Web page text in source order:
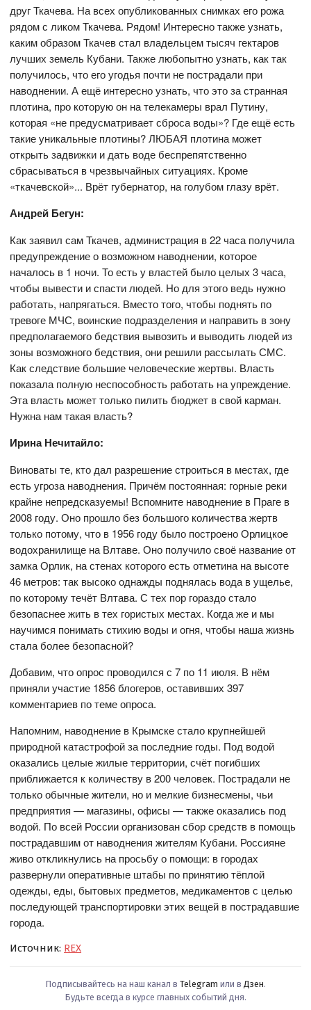
друг Ткачева. На всех опубликованных снимках его рожа
рядом с ликом Ткачева. Рядом! Интересно также узнать,
каким образом Ткачев стал владельцем тысяч гектаров
лучших земель Кубани. Также любопытно узнать, как так
получилось, что его угодья почти не пострадали при
наводнении. А ещё интересно узнать, что это за странная
плотина, про которую он на телекамеры врал Путину,
которая «не предусматривает сброса воды»? Где ещё есть
такие уникальные плотины? ЛЮБАЯ плотина может
открыть задвижки и дать воде беспрепятственно
сбрасываться в чрезвычайных ситуациях. Кроме
«ткачевской»... Врёт губернатор, на голубом глазу врёт.
Андрей Бегун:
Как заявил сам Ткачев, администрация в 22 часа получила
предупреждение о возможном наводнении, которое
началось в 1 ночи. То есть у властей было целых 3 часа,
чтобы вывести и спасти людей. Но для этого ведь нужно
работать, напрягаться. Вместо того, чтобы поднять по
тревоге МЧС, воинские подразделения и направить в зону
предполагаемого бедствия вывозить и выводить людей из
зоны возможного бедствия, они решили рассылать СМС.
Как следствие большие человеческие жертвы. Власть
показала полную неспособность работать на упреждение.
Эта власть может только пилить бюджет в свой карман.
Нужна нам такая власть?
Ирина Нечитайло:
Виноваты те, кто дал разрешение строиться в местах, где
есть угроза наводнения. Причём постоянная: горные реки
крайне непредсказуемы! Вспомните наводнение в Праге в
2008 году. Оно прошло без большого количества жертв
только потому, что в 1956 году было построено Орлицкое
водохранилище на Влтаве. Оно получило своё название от
замка Орлик, на стенах которого есть отметина на высоте
46 метров: так высоко однажды поднялась вода в ущелье,
по которому течёт Влтава. С тех пор гораздо стало
безопаснее жить в тех гористых местах. Когда же и мы
научимся понимать стихию воды и огня, чтобы наша жизнь
стала более безопасной?
Добавим, что опрос проводился с 7 по 11 июля. В нём
приняли участие 1856 блогеров, оставивших 397
комментариев по теме опроса.
Напомним, наводнение в Крымске стало крупнейшей
природной катастрофой за последние годы. Под водой
оказались целые жилые территории, счёт погибших
приближается к количеству в 200 человек. Пострадали не
только обычные жители, но и мелкие бизнесмены, чьи
предприятия — магазины, офисы — также оказались под
водой. По всей России организован сбор средств в помощь
пострадавшим от наводнения жителям Кубани. Россияне
живо откликнулись на просьбу о помощи: в городах
развернули оперативные штабы по принятию тёплой
одежды, еды, бытовых предметов, медикаментов с целью
последующей транспортировки этих вещей в пострадавшие
города.
Источник: REX
Подписывайтесь на наш канал в Telegram или в Дзен.
Будьте всегда в курсе главных событий дня.